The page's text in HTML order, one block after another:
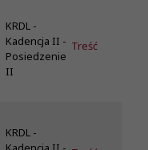
KRDL -
Kadencja II -
Posiedzenie
II
Treść
KRDL -